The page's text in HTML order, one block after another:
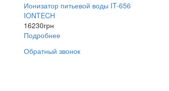
Ионизатор питьевой воды IT-656
IONTECH
16230грн
Подробнее
Обратный звонок